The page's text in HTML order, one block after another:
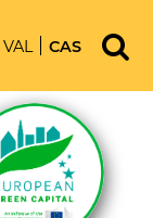
VAL CAS